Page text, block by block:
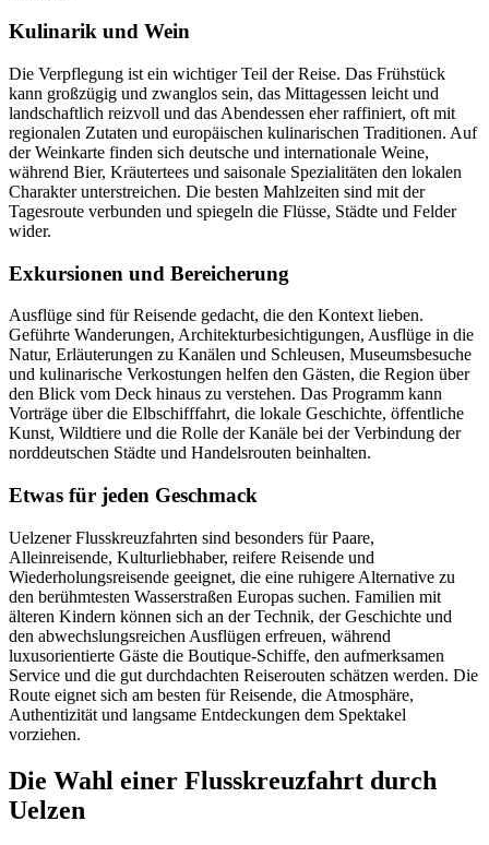
Kulinarik und Wein
Die Verpflegung ist ein wichtiger Teil der Reise. Das Frühstück
kann großzügig und zwanglos sein, das Mittagessen leicht und
landschaftlich reizvoll und das Abendessen eher raffiniert, oft mit
regionalen Zutaten und europäischen kulinarischen Traditionen. Auf
der Weinkarte finden sich deutsche und internationale Weine,
während Bier, Kräutertees und saisonale Spezialitäten den lokalen
Charakter unterstreichen. Die besten Mahlzeiten sind mit der
Tagesroute verbunden und spiegeln die Flüsse, Städte und Felder
wider.
Exkursionen und Bereicherung
Ausflüge sind für Reisende gedacht, die den Kontext lieben.
Geführte Wanderungen, Architekturbesichtigungen, Ausflüge in die
Natur, Erläuterungen zu Kanälen und Schleusen, Museumsbesuche
und kulinarische Verkostungen helfen den Gästen, die Region über
den Blick vom Deck hinaus zu verstehen. Das Programm kann
Vorträge über die Elbschifffahrt, die lokale Geschichte, öffentliche
Kunst, Wildtiere und die Rolle der Kanäle bei der Verbindung der
norddeutschen Städte und Handelsrouten beinhalten.
Etwas für jeden Geschmack
Uelzener Flusskreuzfahrten sind besonders für Paare,
Alleinreisende, Kulturliebhaber, reifere Reisende und
Wiederholungsreisende geeignet, die eine ruhigere Alternative zu
den berühmtesten Wasserstraßen Europas suchen. Familien mit
älteren Kindern können sich an der Technik, der Geschichte und
den abwechslungsreichen Ausflügen erfreuen, während
luxusorientierte Gäste die Boutique-Schiffe, den aufmerksamen
Service und die gut durchdachten Reiserouten schätzen werden. Die
Route eignet sich am besten für Reisende, die Atmosphäre,
Authentizität und langsame Entdeckungen dem Spektakel
vorziehen.
Die Wahl einer Flusskreuzfahrt durch
Uelzen